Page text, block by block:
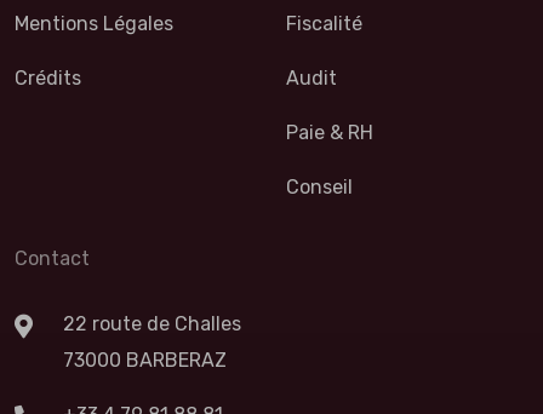
Mentions Légales
Crédits
Fiscalité
Audit
Paie & RH
Conseil
Contact
22 route de Challes
73000 BARBERAZ